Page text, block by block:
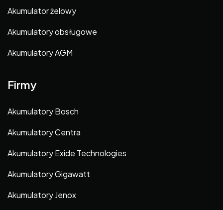
Akumulator żelowy
Akumulatory obsługowe
Akumulatory AGM
Firmy
Akumulatory Bosch
Akumulatory Centra
Akumulatory Exide Technologies
Akumulatory Gigawatt
Akumulatory Jenox